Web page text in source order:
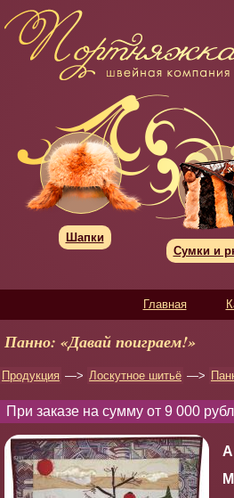
Шапки
Сумки и
Главная
Панно: «Давай поиграем!»
Продукция —> Лоскутное шитьё —>
При заказе на сумму от 9 000